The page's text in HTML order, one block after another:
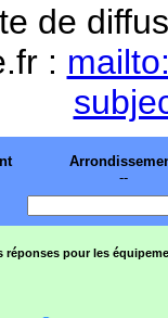
de
:
--
réponses pour les